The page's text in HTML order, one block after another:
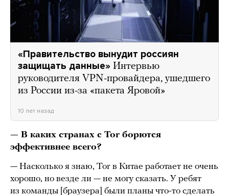
«Правительство вынудит россиян
защищать данные» Интервью
руководителя VPN-провайдера, ушедшего
из России из-за «пакета Яровой»
10 лет назад
— В каких странах с Tor борются
эффективнее всего?
— Насколько я знаю, Tor в Китае работает не очень
хорошо, но везде ли — не могу сказать. У ребят
из команды [браузера] были планы что-то сделать